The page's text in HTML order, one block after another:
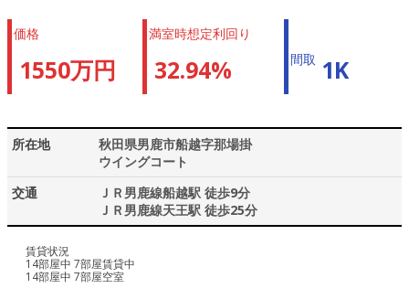
価格
1550万円
満室時想定利回り
32.94% 間取 1K
所在地
秋田県男鹿市船越字那場掛
ウイングコート
交通
ＪＲ男鹿線船越駅 徒歩9分
ＪＲ男鹿線天王駅 徒歩25分
賃貸状況
14部屋中 7部屋賃貸中
14部屋中 7部屋空室